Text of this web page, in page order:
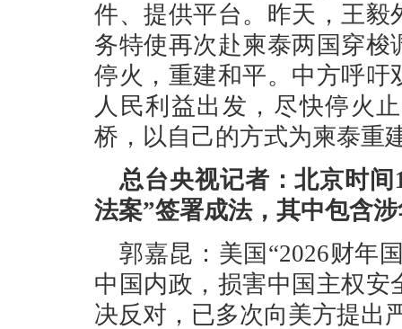
件、提供平台。昨天，王
务特使再次赴柬泰两国穿
停火，重建和平。中方呼
人民利益出发，尽快停火
桥，以自己的方式为柬泰重
总台央视记者：北京时间
法案”签署成法，其中包含
郭嘉昆：美国“2026财年
中国内政，损害中国主权
决反对，已多次向美方提出